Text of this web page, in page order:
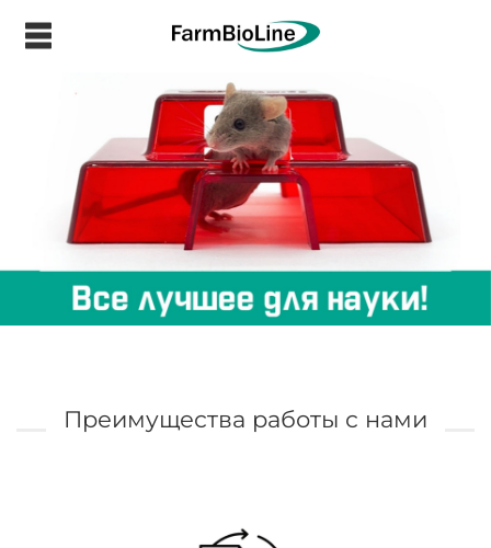
Преимущества работы с нами